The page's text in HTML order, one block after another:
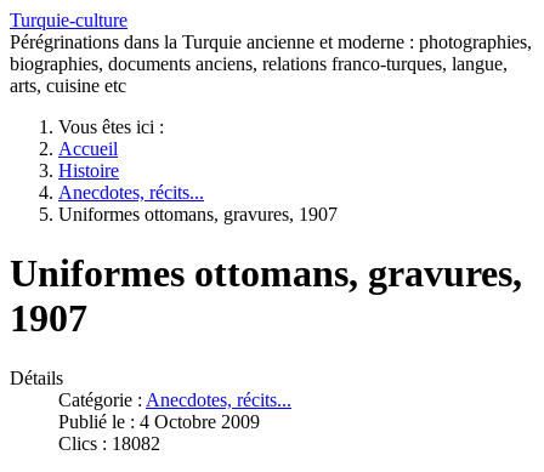
Turquie-culture
Pérégrinations dans la Turquie ancienne et moderne : photographies,
biographies, documents anciens, relations franco-turques, langue,
arts, cuisine etc
Vous êtes ici :
Accueil
Histoire
Anecdotes, récits...
Uniformes ottomans, gravures, 1907
Uniformes ottomans, gravures,
1907
Détails
Catégorie : Anecdotes, récits...
Publié le : 4 Octobre 2009
Clics : 18082